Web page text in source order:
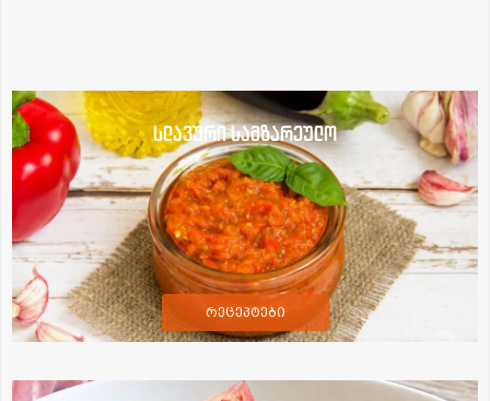
სლავური სამზარეულო
რეცეპტები